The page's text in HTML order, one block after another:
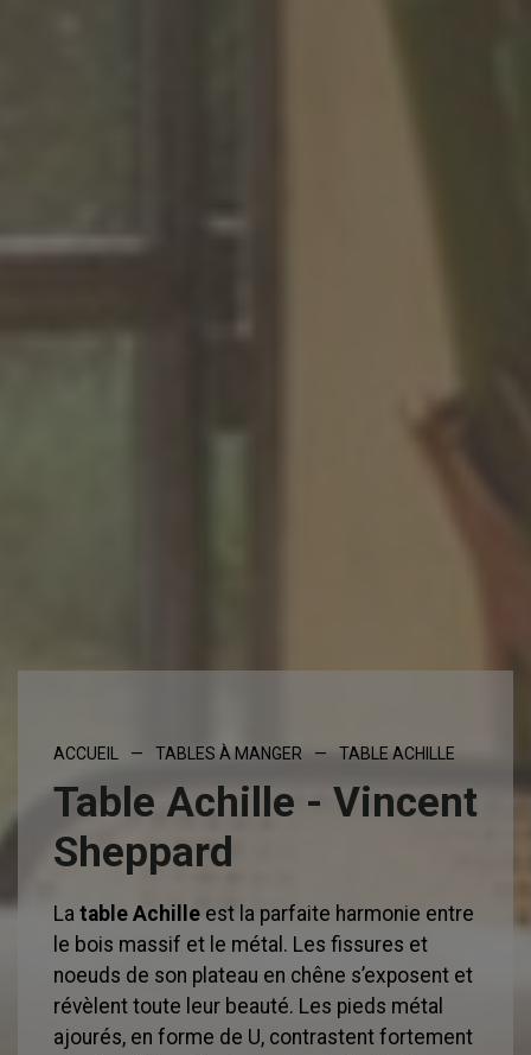
ACCUEIL — TABLES À MANGER — TABLE ACHILLE
Table Achille - Vincent
Sheppard
La table Achille est la parfaite harmonie entre
le bois massif et le métal. Les fissures et
noeuds de son plateau en chêne s’exposent et
révèlent toute leur beauté. Les pieds métal
ajourés, en forme de U, contrastent fortement